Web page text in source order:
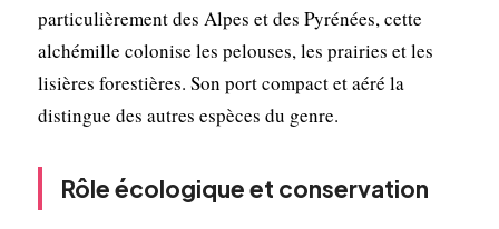
particulièrement des Alpes et des Pyrénées, cette
alchémille colonise les pelouses, les prairies et les
lisières forestières. Son port compact et aéré la
distingue des autres espèces du genre.
Rôle écologique et conservation